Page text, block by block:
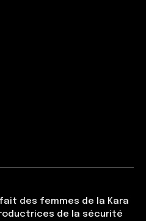
fait des femmes de la Kara
de la sécurité